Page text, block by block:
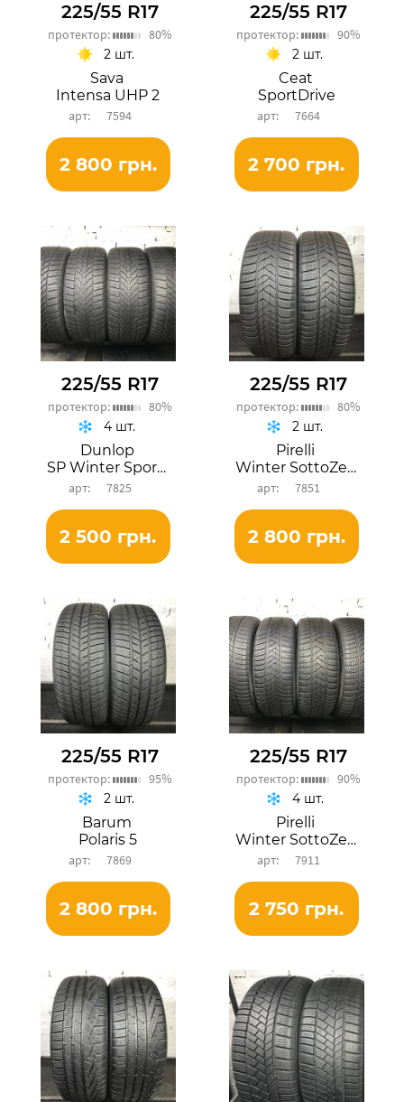
225/55 R17
протектор: 80%
Sava
Intensa UHP 2
7594
2 шт.
2 800 грн.
225/55 R17
протектор: 90%
Ceat
SportDrive
7664
2 шт.
2 700 грн.
225/55 R17
протектор: 80%
Dunlop
SP Winter Sport 4D
7825
4 шт.
2 500 грн.
225/55 R17
протектор: 80%
Pirelli
Winter SottoZero 3
7851
2 шт.
2 800 грн.
225/55 R17
протектор: 95%
Barum
Polaris 5
7869
2 шт.
2 800 грн.
225/55 R17
протектор: 90%
Pirelli
Winter SottoZero 3
7911
4 шт.
2 750 грн.